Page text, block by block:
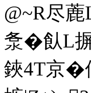
@~R尽
洜�飤L
鋏4T京